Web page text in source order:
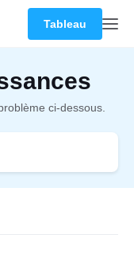
Tableau
ci-dessous.